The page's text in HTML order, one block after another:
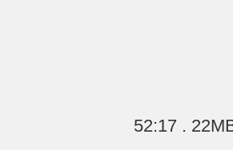
52:17 .